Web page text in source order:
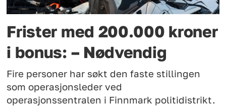
Frister med 200.000 kroner
i bonus: – Nødvendig
Fire personer har søkt den faste stillingen
som operasjonsleder ved
operasjonssentralen i Finnmark politidistrikt.